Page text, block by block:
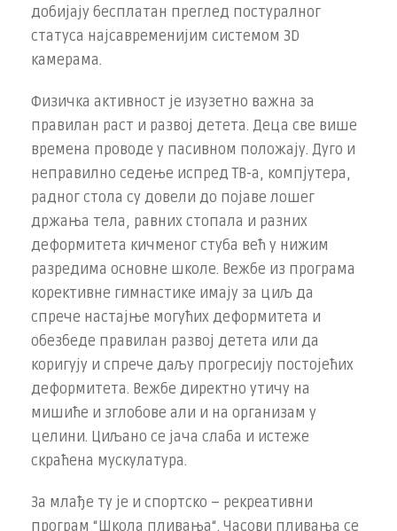
добијају бесплатан преглед постуралног
статуса најсавременијим системом 3D
камерама.
Физичка активност је изузетно важна за
правилан раст и развој детета. Деца све више
времена проводе у пасивном положају. Дуго и
неправилно седење испред ТВ-а, компјутера,
радног стола су довели до појаве лошег
држања тела, равних стопала и разних
деформитета кичменог стуба већ у нижим
разредима основне школе. Вежбе из програма
корективне гимнастике имају за циљ да
спрече настајње могућих деформитета и
обезбеде правилан развој детета или да
коригују и спрече даљу прогресију постојећих
деформитета. Вежбе директно утичу на
мишиће и зглобове али и на организам у
целини. Циљано се јача слаба и истеже
скраћена мускулатура.
За млађе ту је и спортско – рекреативни
програм “Школа пливања“. Часови пливања се